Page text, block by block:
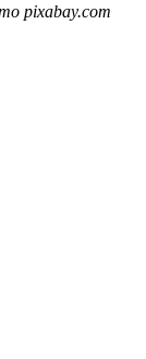
pixabay.com